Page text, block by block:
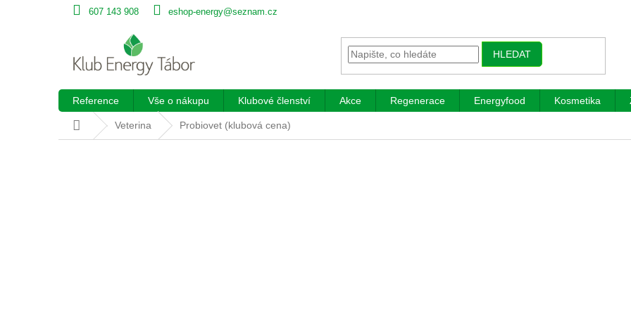
607 143 908 eshop-energy@seznam.cz
HLEDAT
Reference Vše o nákupu Klubové členství Akce Regenerace Energyfood Kosmetika
Domů Veterina Probiovet (klubová cena)